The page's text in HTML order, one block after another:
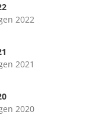
2022
2021
2020